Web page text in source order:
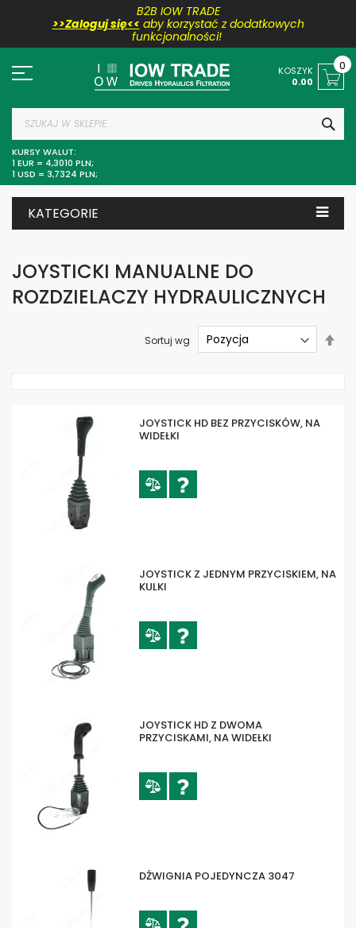
do
treści
B2B IOW TRADE
>>Zaloguj się<< aby korzystać z dodatkowych
funkcjonalności!
KURSY WALUT:
1 EUR = 4,3010 PLN;
1 USD = 3,7324 PLN;
KOSZYK
0.00
0
KATEGORIE
JOYSTICKI MANUALNE DO
ROZDZIELACZY HYDRAULICZNYCH
Sortuj wg
JOYSTICK HD BEZ PRZYCISKÓW, NA
WIDEŁKI
JOYSTICK Z JEDNYM PRZYCISKIEM, NA
KULKI
JOYSTICK HD Z DWOMA
PRZYCISKAMI, NA WIDEŁKI
DŹWIGNIA POJEDYNCZA 3047